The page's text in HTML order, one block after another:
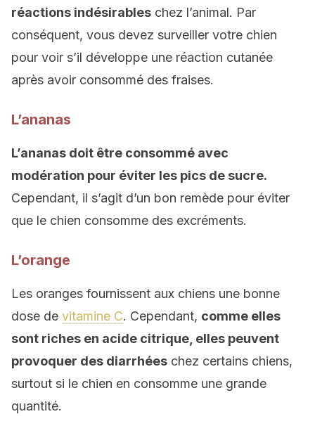
réactions indésirables chez l’animal. Par
conséquent, vous devez surveiller votre chien
pour voir s’il développe une réaction cutanée
après avoir consommé des fraises.
L’ananas
L’ananas doit être consommé avec
modération pour éviter les pics de sucre.
Cependant, il s’agit d’un bon remède pour éviter
que le chien consomme des excréments.
L’orange
Les oranges fournissent aux chiens une bonne
dose de vitamine C. Cependant, comme elles
sont riches en acide citrique, elles peuvent
provoquer des diarrhées chez certains chiens,
surtout si le chien en consomme une grande
quantité.